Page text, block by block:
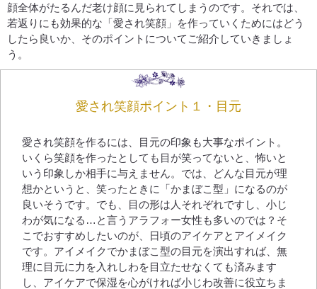
顔全体がたるんだ老け顔に見られてしまうのです。それでは、
若返りにも効果的な「愛され笑顔」を作っていくためにはどう
したら良いか、そのポイントについてご紹介していきましょ
う。
愛され笑顔ポイント１・目元
愛され笑顔を作るには、目元の印象も大事なポイント。
いくら笑顔を作ったとしても目が笑ってないと、怖いと
いう印象しか相手に与えません。では、どんな目元が理
想かというと、笑ったときに「かまぼこ型」になるのが
良いそうです。でも、目の形は人それぞれですし、小じ
わが気になる…と言うアラフォー女性も多いのでは？そ
こでおすすめしたいのが、日頃のアイケアとアイメイク
です。アイメイクでかまぼこ型の目元を演出すれば、無
理に目元に力を入れしわを目立たせなくても済みます
し、アイケアで保湿を心がければ小じわ改善に役立ちま